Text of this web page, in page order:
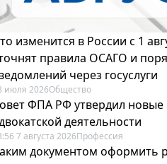
изменится в России с 1
правила ОСАГО и
через госуслуги
июля 2026Общество
ФПА РФ утвердил
деятельности
7 августа 2026Профессия
документом оформить